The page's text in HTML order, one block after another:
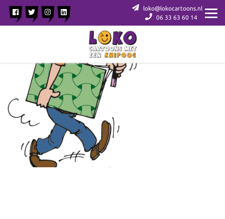
loko@lokocartoons.nl
06 33 63 60 14